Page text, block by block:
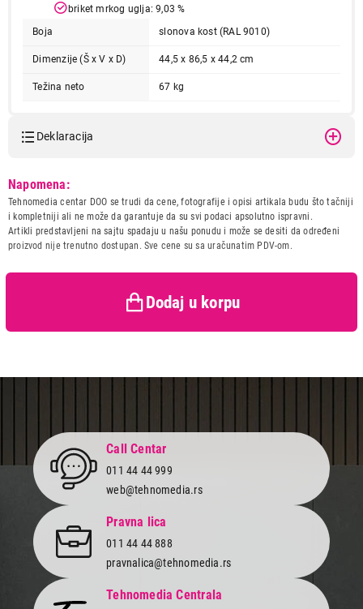
briket mrkog uglja: 9,03 %
Boja
slonova kost (RAL 9010)
Dimenzije (Š x V x D) 44,5 x 86,5 x 44,2 cm
Težina neto 67 kg
Deklaracija
Naziv i vrsta robe:
SPORET I PEC NA DRVA I
PELET
Uvoznik:
ALFA-PLAM
Zemlja porekla:
Srbija
Prava potrošača:
Zagarantovana sva prava
zaštiti potrošača
Napomena:
Tehnomedia centar DOO se trudi da cene, fotografije i opisi artikala budu što tačniji
i kompletniji ali ne može da garantuje da su svi podaci apsolutno ispravni.
Artikli predstavljeni na sajtu spadaju u našu ponudu i može se desiti da određeni
proizvod nije trenutno dostupan. Sve cene su sa uračunatim PDV-om.
Dodaj u korpu
Proizvod je dodat u korpu.
Ukupno u korpi:
Nastavi kupovinu
Završi kupovinu
Call Centar
011 44 44 999
web@tehnomedia.rs
Pravna lica
011 44 44 888
pravnalica@tehnomedia.rs
Tehnomedia Centrala